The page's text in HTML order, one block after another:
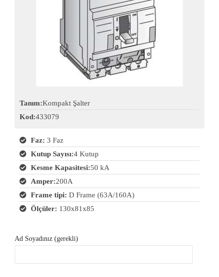
Tanım:Kompakt Şalter
Kod:433079
Faz: 3 Faz
Kutup Sayısı:4 Kutup
Kesme Kapasitesi:50 kA
Amper:200A
Frame tipi: D Frame (63A/160A)
Ölçüler: 130x81x85
Ad Soyadınız (gerekli)